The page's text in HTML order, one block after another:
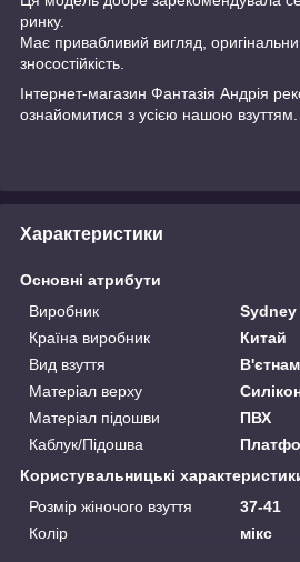
ринку.
Має привабливий вигляд,
зносостійкість.
Інтернет-магазин Фантазія Андрія
ознайомитися з усією нашою взуттям.
Характеристики
Основні атрибути
Виробник
Sydney
Країна виробник
Китай
Вид взуття
Матеріал верху
Матеріал підошви
ПВХ
Каблук/Підошва
Користувальницькі
Розмір жіночого взуття
37-41
Колір
мікс